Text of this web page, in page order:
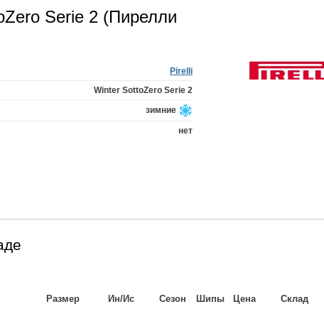
Serie 2 (Пирелли
Pirelli
Winter SottoZero Serie 2
зимние
нет
Размер Ин/Ис Сезон Шипы Цена Склад